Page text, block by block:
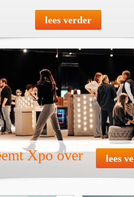
lees verder
Xpo over lees